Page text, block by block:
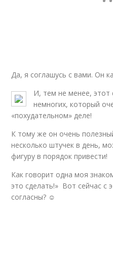
Да, я соглашусь с вами. Он
И, тем не менее, этот
немногих, который
«похудательном» деле!
К тому же он очень
несколько штучек в день,
фигуру в порядок привести!
Как говорит одна моя
это сделать!» Вот сейчас с
согласны? ☺